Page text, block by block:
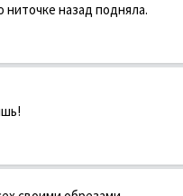
назад подняла.